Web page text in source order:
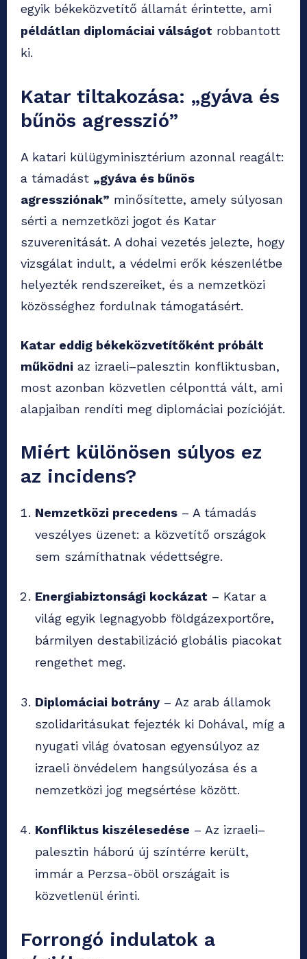
egyik békeközvetítő államát érintette, ami
példátlan diplomáciai válságot robbantott
ki.
Katar tiltakozása: „gyáva és
bűnös agresszió”
A katari külügyminisztérium azonnal reagált:
a támadást „gyáva és bűnös
agressziónak” minősítette, amely súlyosan
sérti a nemzetközi jogot és Katar
szuverenitását. A dohai vezetés jelezte, hogy
vizsgálat indult, a védelmi erők készenlétbe
helyezték rendszereiket, és a nemzetközi
közösséghez fordulnak támogatásért.
Katar eddig békeközvetítőként próbált
működni az izraeli–palesztin konfliktusban,
most azonban közvetlen célponttá vált, ami
alapjaiban rendíti meg diplomáciai pozícióját.
Miért különösen súlyos ez
az incidens?
Nemzetközi precedens – A támadás
veszélyes üzenet: a közvetítő országok
sem számíthatnak védettségre.
Energiabiztonsági kockázat – Katar a
világ egyik legnagyobb földgázexportőre,
bármilyen destabilizáció globális piacokat
rengethet meg.
Diplomáciai botrány – Az arab államok
szolidaritásukat fejezték ki Dohával, míg a
nyugati világ óvatosan egyensúlyoz az
izraeli önvédelem hangsúlyozása és a
nemzetközi jog megsértése között.
Konfliktus kiszélesedése – Az izraeli–
palesztin háború új színtérre került,
immár a Perzsa-öböl országait is
közvetlenül érinti.
Forrongó indulatok a